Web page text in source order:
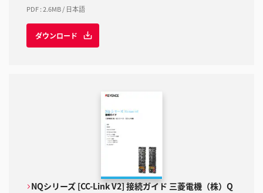
PDF:2.6MB/ 日本語
ダウンロード
NQシリーズ [CC-Link V2] 接続ガイド 三菱電機（株）Q